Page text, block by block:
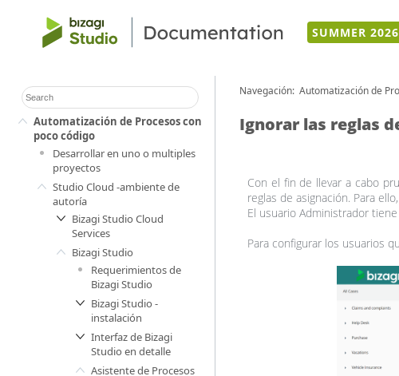
SUMMER 2026